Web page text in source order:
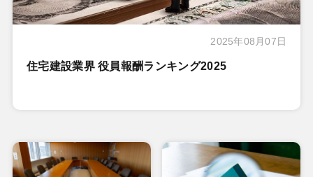
2025年08月07日
住宅建設業界 役員報酬ランキング2025